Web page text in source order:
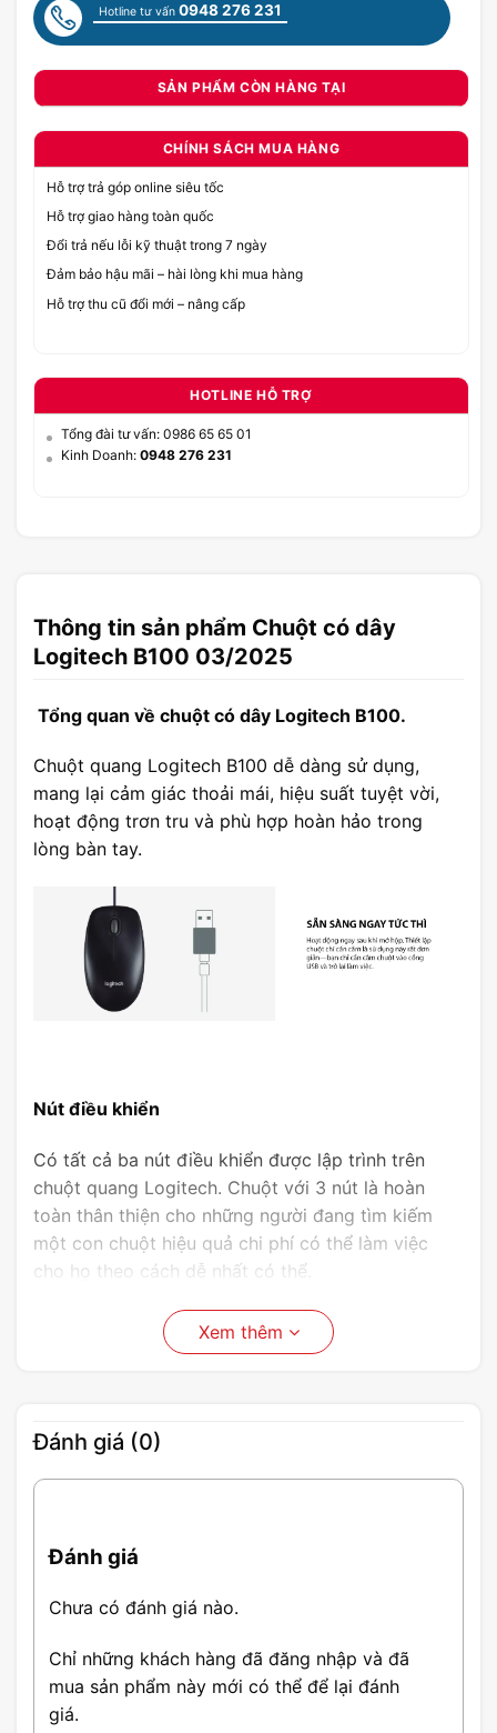
Hotline tư vấn 0948 276 231
SẢN PHẨM CÒN HÀNG TẠI
CHÍNH SÁCH MUA HÀNG
Hỗ trợ trả góp online siêu tốc
Hỗ trợ giao hàng toàn quốc
Đổi trả nếu lỗi kỹ thuật trong 7 ngày
Đảm bảo hậu mãi – hài lòng khi mua hàng
Hỗ trợ thu cũ đổi mới – nâng cấp
HOTLINE HỖ TRỢ
Tổng đài tư vấn: 0986 65 65 01
Kinh Doanh: 0948 276 231
Thông tin sản phẩm Chuột có dây
Logitech B100 03/2025
Tổng quan về chuột có dây Logitech B100.
Chuột quang Logitech B100 dễ dàng sử dụng,
mang lại cảm giác thoải mái, hiệu suất tuyệt vời,
hoạt động trơn tru và phù hợp hoàn hảo trong
lòng bàn tay.
Nút điều khiển
Có tất cả ba nút điều khiển được lập trình trên
chuột quang Logitech. Chuột với 3 nút là hoàn
toàn thân thiện cho những người đang tìm kiếm
một con chuột hiệu quả chi phí có thể làm việc
cho họ theo cách dễ nhất có thể.
Hình dạng & Thiết kế
cho cả người thuận tay trái và tay phải sử dụng,
kích thước tổng thể khá nhỏ gọn dài 8cm-4,5cm-
4cm cùng khối lượng khá nhẹ chỉ 80g.
Xem thêm
Đánh giá (0)
Đánh giá
Chưa có đánh giá nào.
Chỉ những khách hàng đã đăng nhập và đã
mua sản phẩm này mới có thể để lại đánh
giá.